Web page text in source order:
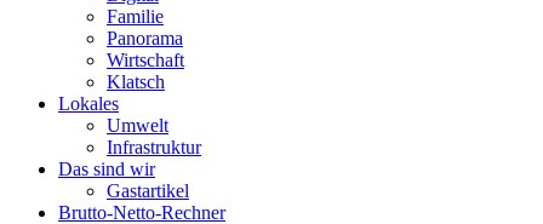
Familie
Panorama
Wirtschaft
Klatsch
Lokales
Umwelt
Infrastruktur
Das sind wir
Gastartikel
Brutto-Netto-Rechner